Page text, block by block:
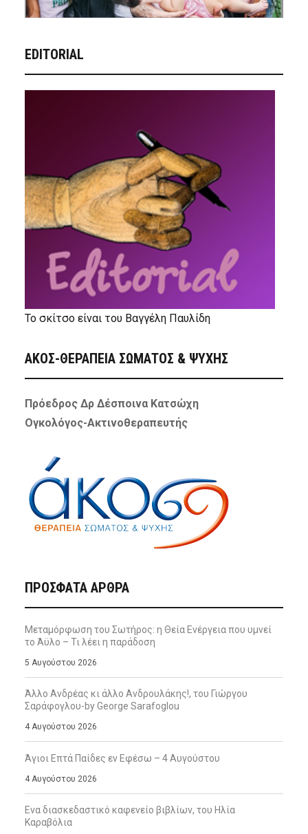
EDITORIAL
Το σκίτσο είναι του Βαγγέλη Παυλίδη
ΑΚΟΣ-ΘΕΡΑΠΕΙΑ ΣΩΜΑΤΟΣ & ΨΥΧΗΣ
Πρόεδρος Δρ Δέσποινα Κατσώχη
Ογκολόγος-Ακτινοθεραπευτής
ΠΡΌΣΦΑΤΑ ΆΡΘΡΑ
Μεταμόρφωση του Σωτήρος: η Θεία Ενέργεια που υμνεί
το Άϋλο – Τι λέει η παράδοση
5 Αυγούστου 2026
Άλλο Ανδρέας κι άλλο Ανδρουλάκης!, του Γιώργου
Σαράφογλου-by George Sarafoglou
4 Αυγούστου 2026
Άγιοι Επτά Παίδες εν Εφέσω – 4 Αυγούστου
4 Αυγούστου 2026
Ενα διασκεδαστικό καφενείο βιβλίων, του Ηλία
Καραβόλια